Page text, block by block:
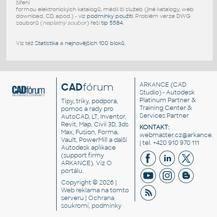
šíření
formou elektronických katalogů, médií či služeb (jiné katalogy, web
download, CD, apod.) - viz podmínky použití. Problém verze DWG
souborů (neplatný soubor) řešítip 5584.
Viz též Statistika a nejnovějších 100 bloků.
CADfórum
Tipy, triky, podpora,
pomoc a rady pro
AutoCAD, LT, Inventor,
Revit, Map, Civil 3D, 3ds
Max, Fusion, Forma,
Vault, PowerMill a další
Autodesk aplikace
(support firmy
ARKANCE). VizO
portálu.
Copyright © 2026 |
Web reklama na tomto
serveru |Ochrana
soukromí, podmínky
ARKANCE (CAD
Studio) - Autodesk
Platinum Partner &
Training Center &
Services Partner
KONTAKT:
| tel. +420 910 970 111